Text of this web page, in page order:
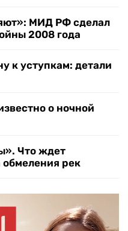
МИД РФ сделал
2008 года
к уступкам: детали
о ночной
Что ждет
рек